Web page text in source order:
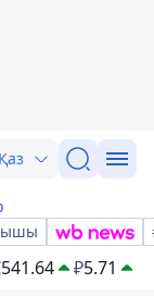
Қаз
541.64 ₽5.71